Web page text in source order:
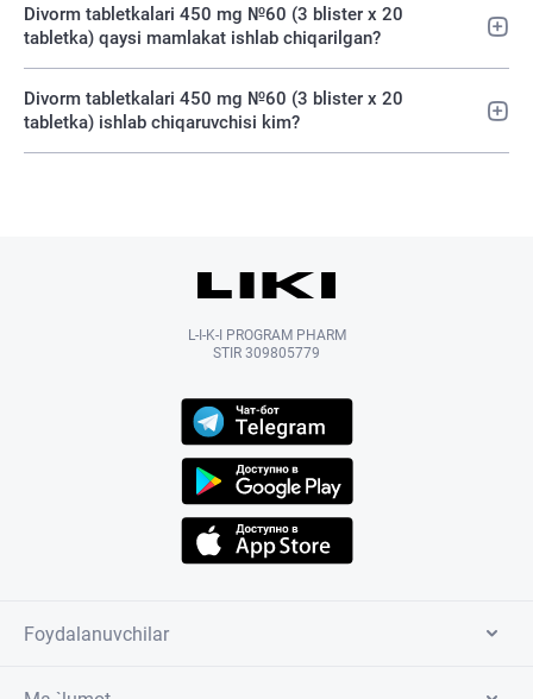
Divorm tabletkalari 450 mg №60 (3 blister х 20
tabletka) qaysi mamlakat ishlab chiqarilgan?
Divorm tabletkalari 450 mg №60 (3 blister х 20
tabletka) ishlab chiqaruvchisi kim?
L-I-K-I PROGRAM PHARM
STIR 309805779
Foydalanuvchilar